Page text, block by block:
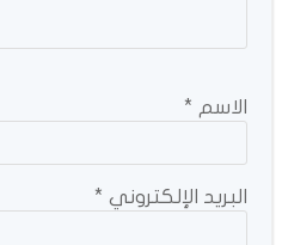
الاسم *
البريد الإلكتروني *